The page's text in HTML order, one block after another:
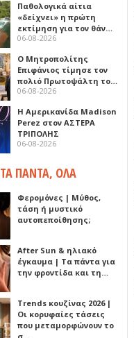
Παθολογικά αίτια
«δείχνει» η πρώτη
εκτίμηση για τον θάν…
06-08-2026
Ο Μητροπολίτης
Επιφάνιος τίμησε τον
πολιό Πρωτοψάλτη το…
06-08-2026
Η Αμερικανίδα Madison
Perez στον ΑΣΤΕΡΑ
ΤΡΙΠΟΛΗΣ
06-08-2026
ΤΑ ΠΑΝΤΑ, ΟΛΑ
Φερομόνες | Μύθος,
τάση ή μυστικό
αυτοπεποίθησης;
After Sun & ηλιακό
έγκαυμα | Τα πάντα για
την φροντίδα και τη…
Trends κουζίνας 2026 |
Οι κορυφαίες τάσεις
που μεταμορφώνουν το